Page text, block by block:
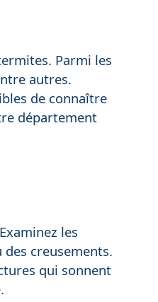
Parmi les
autres.
de connaître
département
les
creusements.
qui sonnent